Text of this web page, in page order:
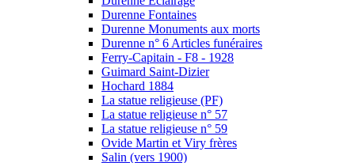
Durenne Fontaines
Durenne Monuments aux morts
Durenne n° 6 Articles funéraires
Ferry-Capitain - F8 - 1928
Guimard Saint-Dizier
Hochard 1884
La statue religieuse (PF)
La statue religieuse n° 57
La statue religieuse n° 59
Ovide Martin et Viry frères
Salin (vers 1900)